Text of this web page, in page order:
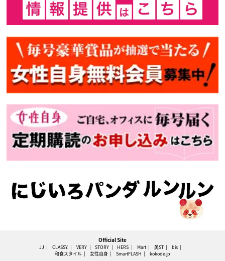
Official Site
JJ CLASSY. VERY STORY HERS Mart 美ST
bis
和食スタイル
女性自身 SmartFLASH kokode.jp